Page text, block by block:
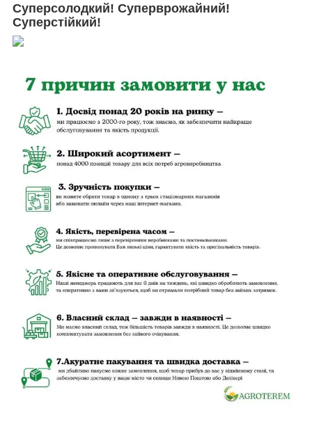
Суперсолодкий! Суперврожайний!
Суперстійкий!